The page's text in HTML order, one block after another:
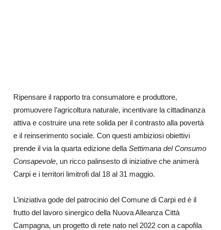
Ripensare il rapporto tra consumatore e produttore,
promuovere l’agricoltura naturale, incentivare la cittadinanza
attiva e costruire una rete solida per il contrasto alla povertà
e il reinserimento sociale. Con questi ambiziosi obiettivi
prende il via la quarta edizione della Settimana del Consumo
Consapevole, un ricco palinsesto di iniziative che animerà
Carpi e i territori limitrofi dal 18 al 31 maggio.
L’iniziativa gode del patrocinio del Comune di Carpi ed è il
frutto del lavoro sinergico della Nuova Alleanza Città
Campagna, un progetto di rete nato nel 2022 con a capofila